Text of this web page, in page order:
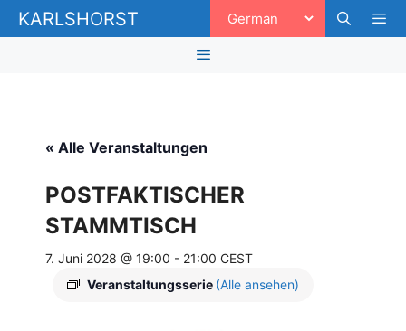
Zum
InhaltKARLSHORST
« Alle Veranstaltungen
POSTFAKTISCHER
STAMMTISCH
7. Juni 2028 @ 19:00 - 21:00 CEST
Veranstaltungsserie (Alle ansehen)